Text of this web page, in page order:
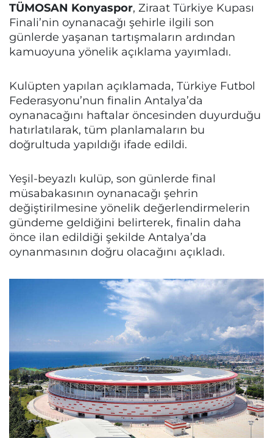
TÜMOSAN Konyaspor, Ziraat Türkiye Kupası
Finali’nin oynanacağı şehirle ilgili son
günlerde yaşanan tartışmaların ardından
kamuoyuna yönelik açıklama yayımladı.
Kulüpten yapılan açıklamada, Türkiye Futbol
Federasyonu’nun finalin Antalya’da
oynanacağını haftalar öncesinden duyurduğu
hatırlatılarak, tüm planlamaların bu
doğrultuda yapıldığı ifade edildi.
Yeşil-beyazlı kulüp, son günlerde final
müsabakasının oynanacağı şehrin
değiştirilmesine yönelik değerlendirmelerin
gündeme geldiğini belirterek, finalin daha
önce ilan edildiği şekilde Antalya’da
oynanmasının doğru olacağını açıkladı.